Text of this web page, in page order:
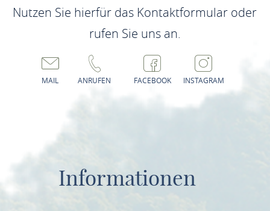
Nutzen Sie hierfür das Kontaktformular oder
rufen Sie uns an.
MAIL ANRUFEN FACEBOOK INSTAGRAM
Informationen